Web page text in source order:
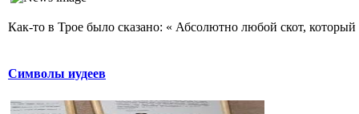
Как-то в Трое было сказано: « Абсолютно любой скот,
Символы иудеев